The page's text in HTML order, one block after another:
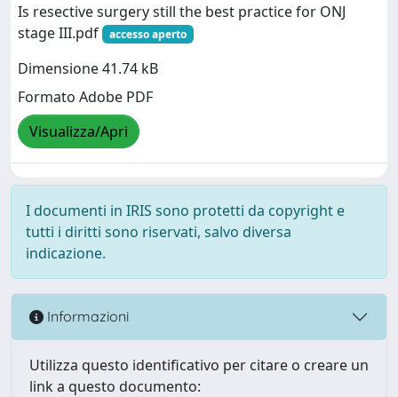
Is resective surgery still the best practice for ONJ
stage III.pdf
accesso aperto
Dimensione 41.74 kB
Formato Adobe PDF
Visualizza/Apri
I documenti in IRIS sono protetti da copyright e
tutti i diritti sono riservati, salvo diversa
indicazione.
Informazioni
Utilizza questo identificativo per citare o creare un
link a questo documento: